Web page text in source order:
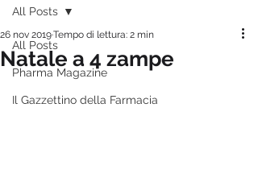
All Posts
Pharma Magazine
Il Gazzettino della Farmacia
All Posts
Natale a 4 zampe
26 nov 2019Tempo di lettura: 2 min